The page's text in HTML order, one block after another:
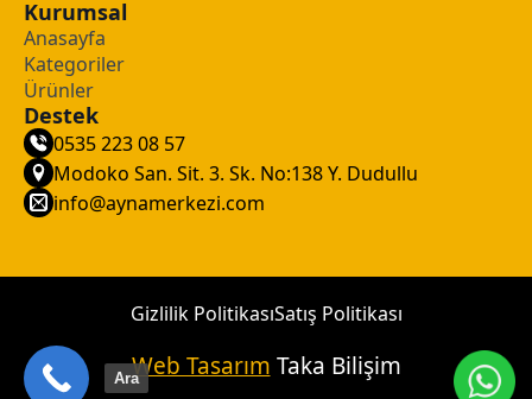
Kurumsal
Anasayfa
Kategoriler
Ürünler
Destek
0535 223 08 57
Modoko San. Sit. 3. Sk. No:138 Y. Dudullu
info@aynamerkezi.com
Gizlilik PolitikasıSatış Politikası
Web Tasarım Taka Bilişim
Ara